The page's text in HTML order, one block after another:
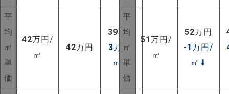
平
均
㎡
単
価
42万円/
㎡
42万円
39万円
3万円/
㎡ ⬆
平
均
㎡
単
価
51万円/
㎡
52万円
-1万円/
㎡ ⬇